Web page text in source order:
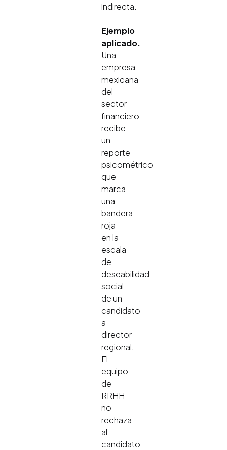
indirecta.
Ejemplo
aplicado.
Una
empresa
mexicana
del
sector
financiero
recibe
un
reporte
psicométrico
que
marca
una
bandera
roja
en la
escala
de
deseabilidad
social
de un
candidato
a
director
regional.
El
equipo
de
RRHH
no
rechaza
al
candidato